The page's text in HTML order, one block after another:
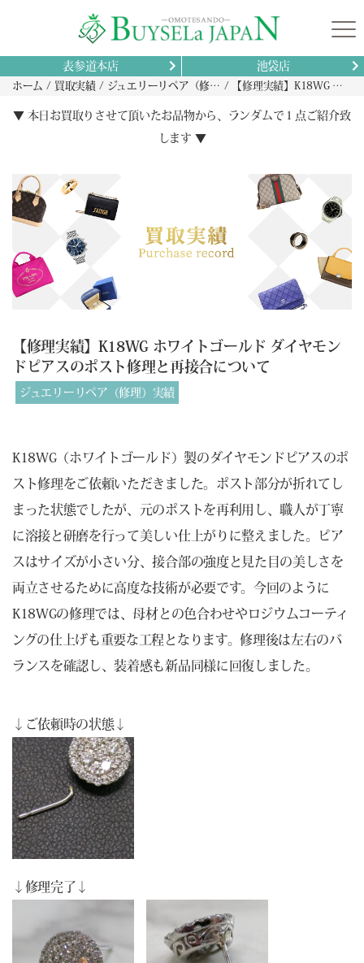
表参道本店 池袋店
ホーム 買取実績 ジュエリーリペア（修理）実績 【修理実績】K18WG ホワイトゴールド ダイヤモンドピアスのポスト修理と再接合について
▼ 本日お買取りさせて頂いたお品物から、ランダムで１点ご紹介致
します ▼
【修理実績】K18WG ホワイトゴールド ダイヤモン
ドピアスのポスト修理と再接合について
ジュエリーリペア（修理）実績
K18WG（ホワイトゴールド）製のダイヤモンドピアスのポ
スト修理をご依頼いただきました。ポスト部分が折れてし
まった状態でしたが、元のポストを再利用し、職人が丁寧
に溶接と研磨を行って美しい仕上がりに整えました。ピア
スはサイズが小さい分、接合部の強度と見た目の美しさを
両立させるために高度な技術が必要です。今回のように
K18WGの修理では、母材との色合わせやロジウムコーティ
ングの仕上げも重要な工程となります。修理後は左右のバ
ランスを確認し、装着感も新品同様に回復しました。
↓ご依頼時の状態↓
↓修理完了↓